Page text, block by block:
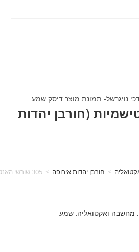
(חורבן יהדות
> חורבן יהדות אירופה > 305 שורשי האנטישמיות (חורבן יהדות אירופה)
, מחשבה ואקטואליה, שמע